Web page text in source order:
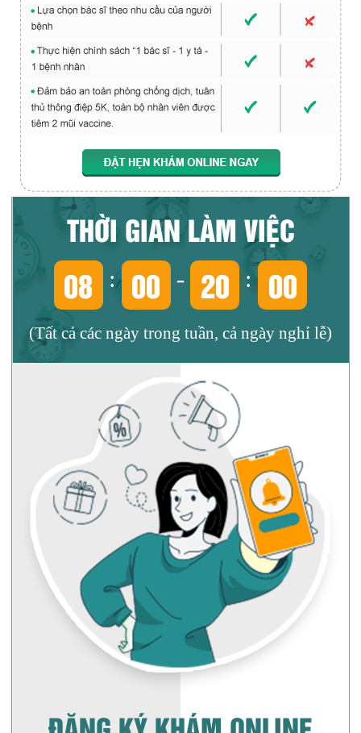
THỜI GIAN LÀM VIỆC
08 : 00 - 20 : 00
(Tất cả các ngày trong tuần, cả ngày nghỉ lễ)